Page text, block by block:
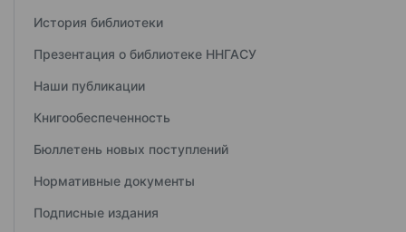
История библиотеки
Презентация о библиотеке ННГАСУ
Наши публикации
Книгообеспеченность
Бюллетень новых поступлений
Нормативные документы
Подписные издания